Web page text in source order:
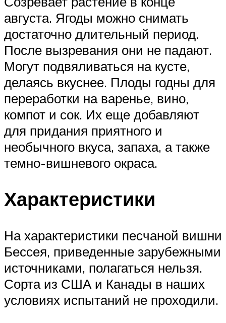
августа. Ягоды можно снимать
достаточно длительный период.
После вызревания они не падают.
Могут подвяливаться на кусте,
делаясь вкуснее. Плоды годны для
переработки на варенье, вино,
компот и сок. Их еще добавляют
для придания приятного и
необычного вкуса, запаха, а также
темно-вишневого окраса.
Характеристики
На характеристики песчаной вишни
Бессея, приведенные зарубежными
источниками, полагаться нельзя.
Сорта из США и Канады в наших
условиях испытаний не проходили.